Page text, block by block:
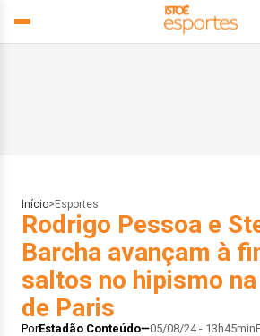
Início> Esportes
Rodrigo Pessoa e
Barcha avançam à
saltos no hipismo
de Paris
PorEstadão Conteúdo 05/08/24 - 13h45min